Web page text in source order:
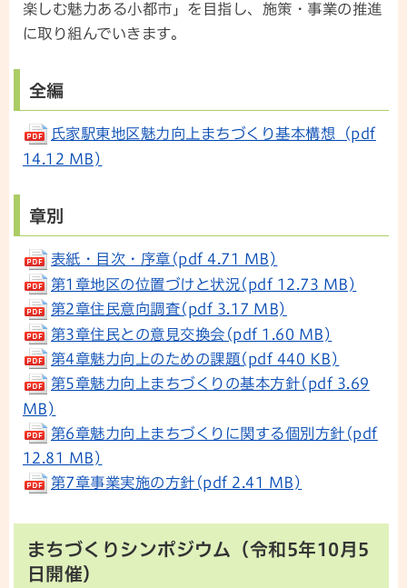
楽しむ魅力ある小都市」を目指し、施策・事業の推進
に取り組んでいきます。
全編
氏家駅東地区魅力向上まちづくり基本構想_(pdf
14.12 MB)
章別
表紙・目次・序章(pdf 4.71 MB)
第1章地区の位置づけと状況(pdf 12.73 MB)
第2章住民意向調査(pdf 3.17 MB)
第3章住民との意見交換会(pdf 1.60 MB)
第4章魅力向上のための課題(pdf 440 KB)
第5章魅力向上まちづくりの基本方針(pdf 3.69
MB)
第6章魅力向上まちづくりに関する個別方針(pdf
12.81 MB)
第7章事業実施の方針(pdf 2.41 MB)
まちづくりシンポジウム（令和5年10月5
日開催）